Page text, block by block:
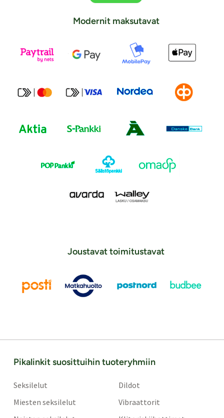
Modernit maksutavat
Joustavat toimitustavat
Pikalinkit suosittuihin tuoteryhmiin
Seksilelut
Miesten seksilelut
Dildot
Vibraattorit